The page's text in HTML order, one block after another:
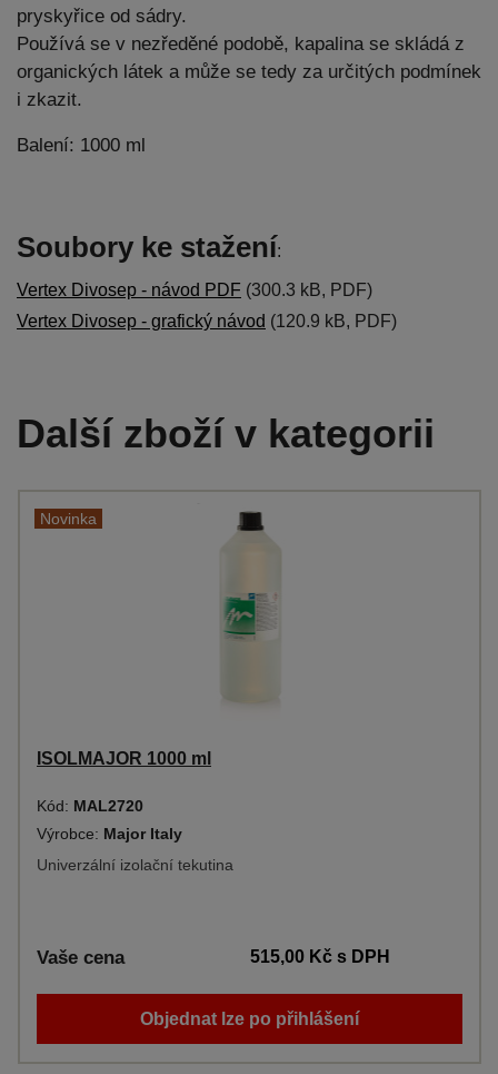
pryskyřice od sádry.
Používá se v nezředěné podobě, kapalina se skládá z
organických látek a může se tedy za určitých podmínek
i zkazit.
Balení: 1000 ml
Soubory ke stažení:
Vertex Divosep - návod PDF (300.3 kB, PDF)
Vertex Divosep - grafický návod (120.9 kB, PDF)
Další zboží v kategorii
Novinka
ISOLMAJOR 1000 ml
Kód: MAL2720
Výrobce: Major Italy
Univerzální izolační tekutina
Vaše cena 515,00 Kčs DPH
Objednat lze po přihlášení